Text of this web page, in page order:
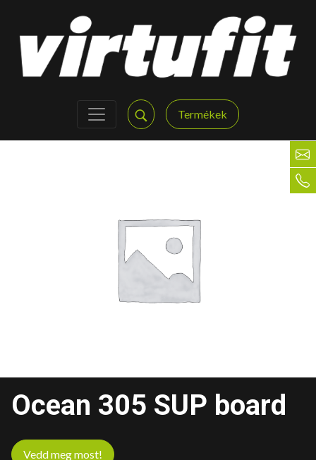
Termékek
Ocean 305 SUP board
Vedd meg most!